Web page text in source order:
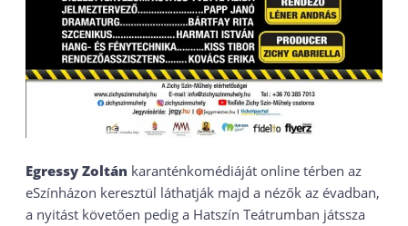
Egressy Zoltán karanténkomédiáját online térben az
eSzínházon keresztül láthatják majd a nézők az évadban,
a nyitást követően pedig a Hatszín Teátrumban játssza